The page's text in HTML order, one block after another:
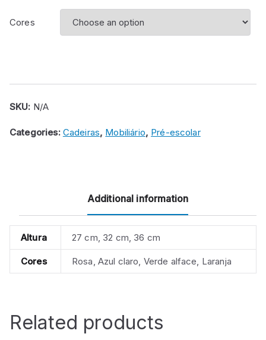
Cores
SKU: N/A
Categories: Cadeiras, Mobiliário, Pré-escolar
Additional information
Altura 27 cm, 32 cm, 36 cm
Cores Rosa, Azul claro, Verde alface, Laranja
Related products